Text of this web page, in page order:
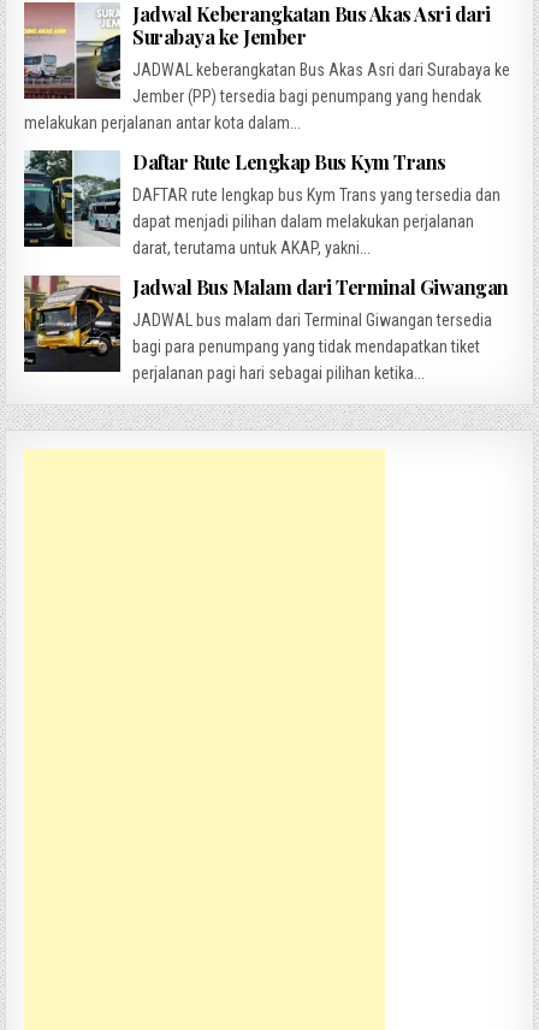
Jadwal Keberangkatan Bus Akas Asri dari
Surabaya ke Jember
JADWAL keberangkatan Bus Akas Asri dari Surabaya ke
Jember (PP) tersedia bagi penumpang yang hendak
melakukan perjalanan antar kota dalam...
Daftar Rute Lengkap Bus Kym Trans
DAFTAR rute lengkap bus Kym Trans yang tersedia dan
dapat menjadi pilihan dalam melakukan perjalanan
darat, terutama untuk AKAP, yakni...
Jadwal Bus Malam dari Terminal Giwangan
JADWAL bus malam dari Terminal Giwangan tersedia
bagi para penumpang yang tidak mendapatkan tiket
perjalanan pagi hari sebagai pilihan ketika...